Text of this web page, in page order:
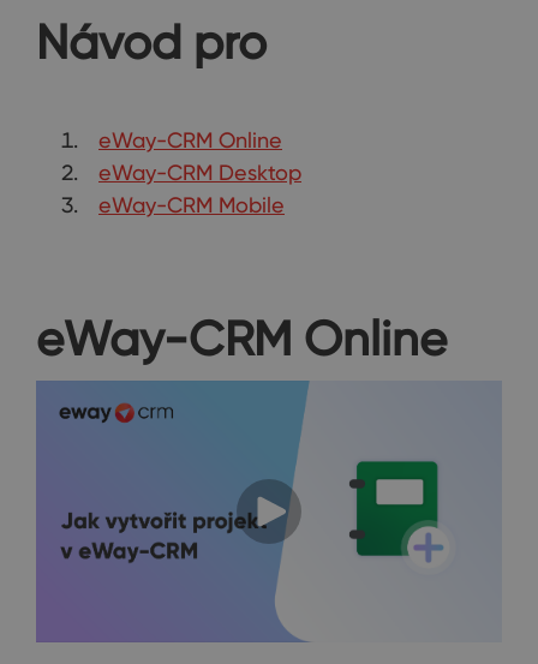
Návod pro
eWay-CRM Online
eWay-CRM Desktop
eWay-CRM Mobile
eWay-CRM Online